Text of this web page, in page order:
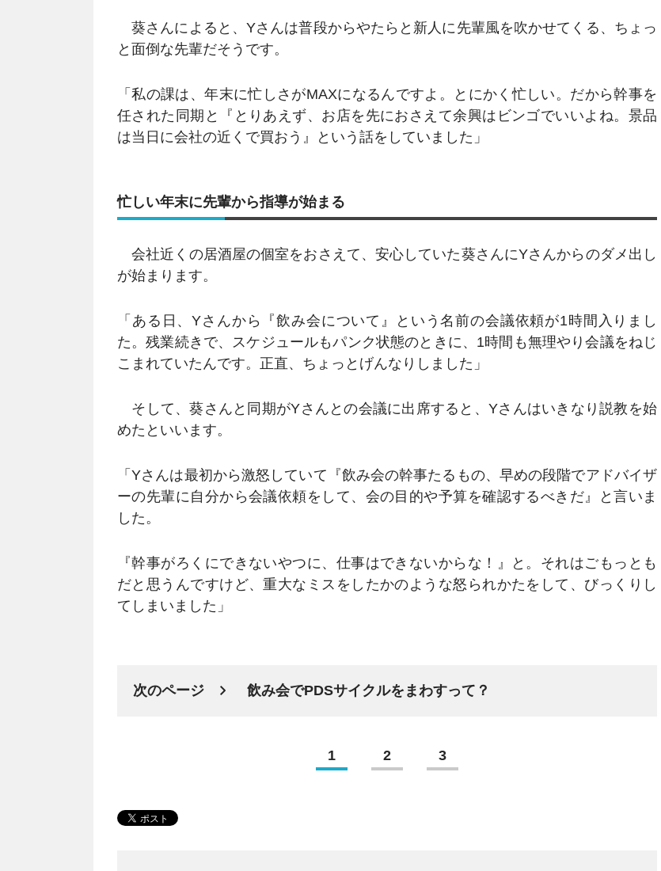
葵さんによると、Yさんは普段からやたらと新人に先輩風を吹かせてくる、ちょっ
と面倒な先輩だそうです。
「私の課は、年末に忙しさがMAXになるんですよ。とにかく忙しい。だから幹事を
任された同期と『とりあえず、お店を先におさえて余興はビンゴでいいよね。景品
は当日に会社の近くで買おう』という話をしていました」
忙しい年末に先輩から指導が始まる
会社近くの居酒屋の個室をおさえて、安心していた葵さんにYさんからのダメ出し
が始まります。
「ある日、Yさんから『飲み会について』という名前の会議依頼が1時間入りまし
た。残業続きで、スケジュールもパンク状態のときに、1時間も無理やり会議をねじ
こまれていたんです。正直、ちょっとげんなりしました」
そして、葵さんと同期がYさんとの会議に出席すると、Yさんはいきなり説教を始
めたといいます。
「Yさんは最初から激怒していて『飲み会の幹事たるもの、早めの段階でアドバイザ
ーの先輩に自分から会議依頼をして、会の目的や予算を確認するべきだ』と言いま
した。
『幹事がろくにできないやつに、仕事はできないからな！』と。それはごもっとも
だと思うんですけど、重大なミスをしたかのような怒られかたをして、びっくりし
てしまいました」
次のページ 飲み会でPDSサイクルをまわすって？
1 2 3